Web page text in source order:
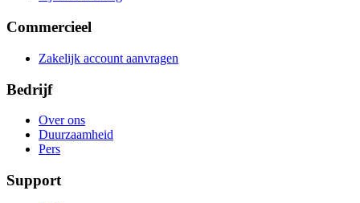
Commercieel
Zakelijk account aanvragen
Bedrijf
Over ons
Duurzaamheid
Pers
Support